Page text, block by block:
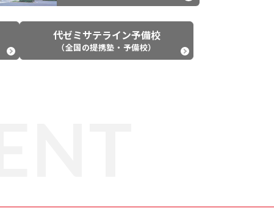
代ゼミサテライン予備校
（全国の提携塾・予備校）